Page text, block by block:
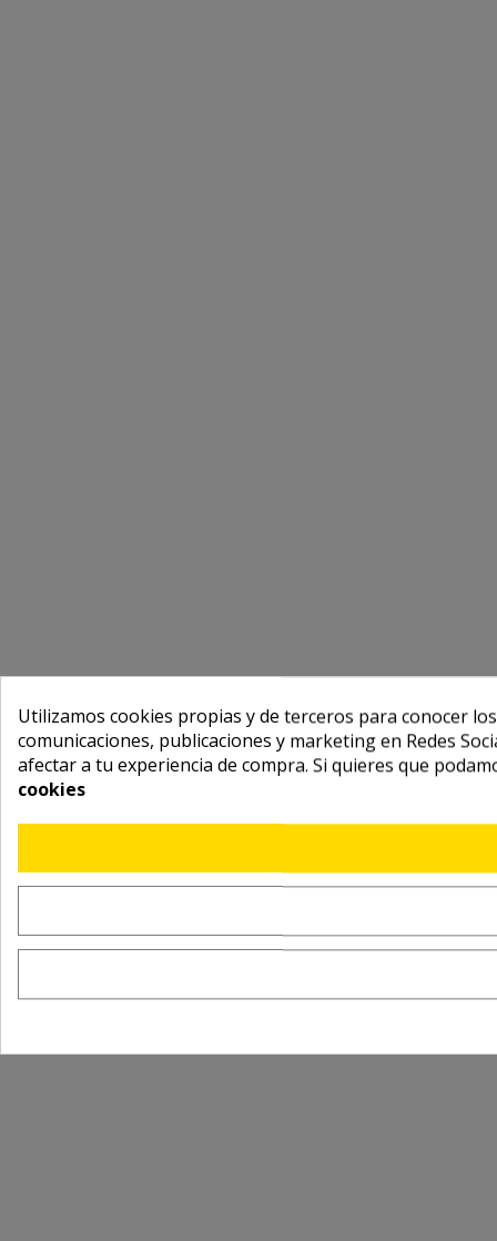
Utilizamos cookies propias y de terceros para conocer
comunicaciones, publicaciones y marketing en Redes
afectar a tu experiencia de compra. Si quieres que
cookies